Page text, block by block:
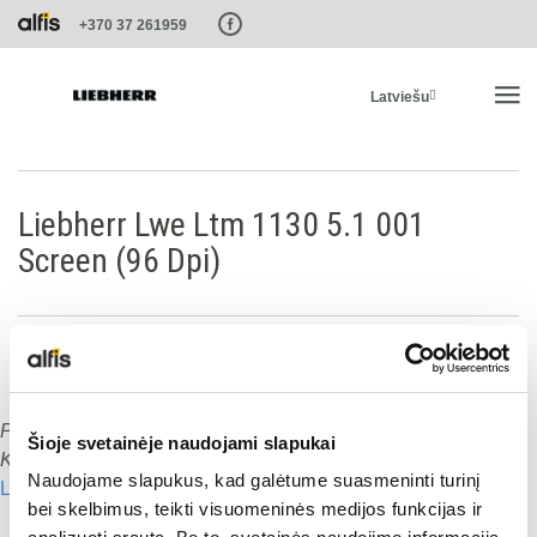
Šioje svetainėje naudojami slapukai
Naudojame slapukus, kad galėtume suasmeninti turinį
bei skelbimus, teikti visuomeninės medijos funkcijas ir
Paste this code as high in the of the page as possible:
+370 37 261959
Latviešu
LIEBHERR-SHOP
Liebherr Lwe Ltm 1130 5.1 001
Screen (96 Dpi)
Dalies ar šo:
Publicēts
Komentāru skaits:
Dalies ar šo:
Lasīt nākamo